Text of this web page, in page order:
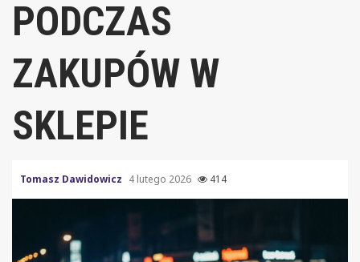
PODCZAS
ZAKUPÓW W
SKLEPIE
Tomasz Dawidowicz 4 lutego 2026 414